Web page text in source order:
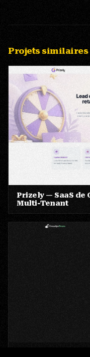
Projets similaires
Prizely — SaaS de
Multi-Tenant